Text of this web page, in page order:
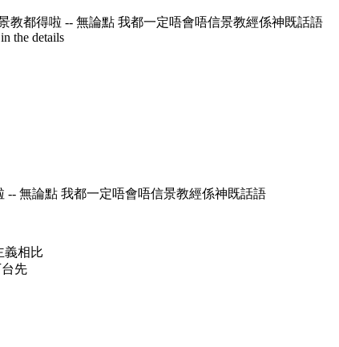
教都得啦 -- 無論點 我都一定唔會唔信景教經係神既話語
the details
無論點 我都一定唔會唔信景教經係神既話語
義相比
先